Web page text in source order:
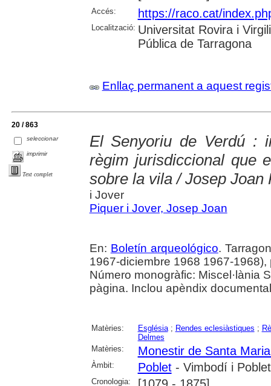
Accés: https://raco.cat/
Localització: Universitat Rovira i
Pública de Tarragona
Enllaç permanent a aquest
20 / 863
seleccionar
imprimir
Text complet
El Senyoriu de Verdú :
règim jurisdiccional que
sobre la vila / Josep Joan
i Jover
Piquer i Jover, Josep Joan
En: Boletín arqueológico.
1967-diciembre 1968 1967-1968),
Número monogràfic: Miscel·lània
pàgina. Inclou apèndix
Matèries: Església; Rendes eclesiàstiques ;
Delmes
Matèries:
Monestir de Santa
Àmbit: Poblet- Vimbodí i
Cronologia: